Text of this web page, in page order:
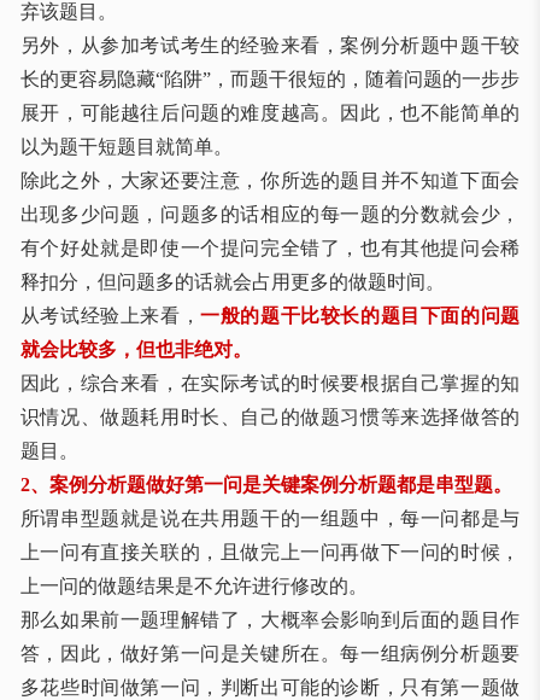
弃该题目。
另外，从参加考试考生的经验来看，案例分析题中题干较
长的更容易隐藏“陷阱”，而题干很短的，随着问题的一步步
展开，可能越往后问题的难度越高。因此，也不能简单的
以为题干短题目就简单。
除此之外，大家还要注意，你所选的题目并不知道下面会
出现多少问题，问题多的话相应的每一题的分数就会少，
有个好处就是即使一个提问完全错了，也有其他提问会稀
释扣分，但问题多的话就会占用更多的做题时间。
从考试经验上来看，一般的题干比较长的题目下面的问题
就会比较多，但也非绝对。
因此，综合来看，在实际考试的时候要根据自己掌握的知
识情况、做题耗用时长、自己的做题习惯等来选择做答的
题目。
2、案例分析题做好第一问是关键案例分析题都是串型题。
所谓串型题就是说在共用题干的一组题中，每一问都是与
上一问有直接关联的，且做完上一问再做下一问的时候，
上一问的做题结果是不允许进行修改的。
那么如果前一题理解错了，大概率会影响到后面的题目作
答，因此，做好第一问是关键所在。每一组病例分析题要
多花些时间做第一问，判断出可能的诊断，只有第一题做